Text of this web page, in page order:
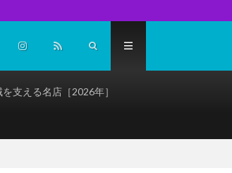
支える名店［2026年］